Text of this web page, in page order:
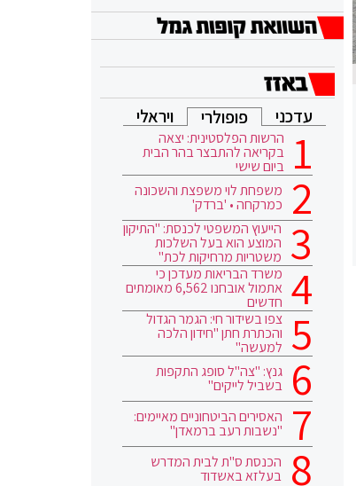
עדכני פופולרי ויראלי
הרשות הפלסטינית: יצאה
בקריאה להתבצר בהר הבית
ביום שישי
משפחת לוי משפצת והשכונה
כמרקחה • 'ברדק'
הייעוץ המשפטי לכנסת: "התיקון
המוצע הוא בעל השלכות
משטריות מרחיקות לכת"
משרד הבריאות מעדכן כי
אתמול אובחנו 6,562 מאומתים
חדשים
צפו בשידור חי: הגמר הגדול
והכתרת חתן "חידון הלכה
למעשה"
גנץ: "צה"ל סופג התקפות
בשביל לייקים"
האסירים הביטחוניים מאיימים:
"נשבות רעב ברמאדן"
הכנסת ס"ת לבית המדרש
בעלזא באשדוד